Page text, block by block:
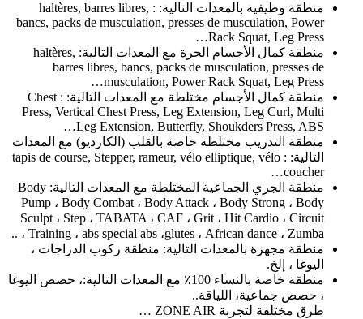
منطقة وظيفية بالمعدات التالية: : haltères, barres libres,
bancs, packs de musculation, presses de musculation, Power
Rack Squat, Leg Press…
منطقة كمال الأجسام الحرة مع المعدات التالية: haltères,
barres libres, bancs, packs de musculation, presses de
musculation, Power Rack Squat, Leg Press…
منطقة كمال الأجسام مختلطة مع المعدات التالية: : Chest
Press, Vertical Chest Press, Leg Extension, Leg Curl, Multi
Leg Extension, Butterfly, Shoukders Press, ABS…
منطقة التدريب مختلطة خاصة بالقلب (الكارديو) مع المعدات
التالية: : tapis de course, Stepper, rameur, vélo elliptique, vélo
coucher…
منطقة الجري الجماعية المختلطة مع المعدات التالية: Body
Pump ، Body Combat ، Body Attack ، Body Strong ، Body
Sculpt ، Step ، TABATA ، CAF ، Grit ، Hit Cardio ، Circuit
Training ، abs special abs ،glutes ، African dance ، Zumba ، ..
منطقة مجهزة بالمعدات التالية: منطقة ركوب الدراجات ،
اليوغا ، إلخ.
منطقة خاصة بالنساء 100٪ مع المعدات التالية:، حصص اليوغا
، حصص جماعية، اللياقة..
طرق مختلفة لتجربة ZONE AIR …